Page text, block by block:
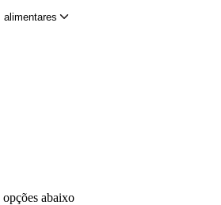
alimentares
abaixo